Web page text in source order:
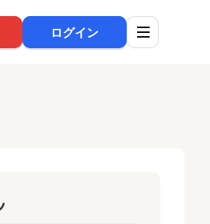
ログイン